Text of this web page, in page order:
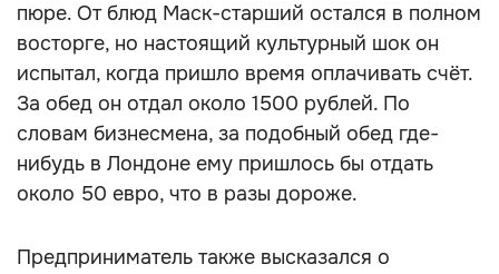
пюре. От блюд Маск-старший остался в полном
восторге, но настоящий культурный шок он
испытал, когда пришло время оплачивать счёт.
За обед он отдал около 1500 рублей. По
словам бизнесмена, за подобный обед где-
нибудь в Лондоне ему пришлось бы отдать
около 50 евро, что в разы дороже.
Предприниматель также высказался о